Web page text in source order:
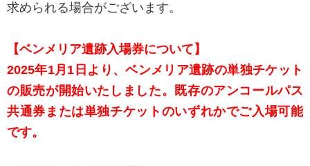
求められる場合がございます。
【ベンメリア遺跡入場券について】
2025年1月1日より、ベンメリア遺跡の単独チケット
の販売が開始いたしました。既存のアンコールパス
共通券または単独チケットのいずれかでご入場可能
です。